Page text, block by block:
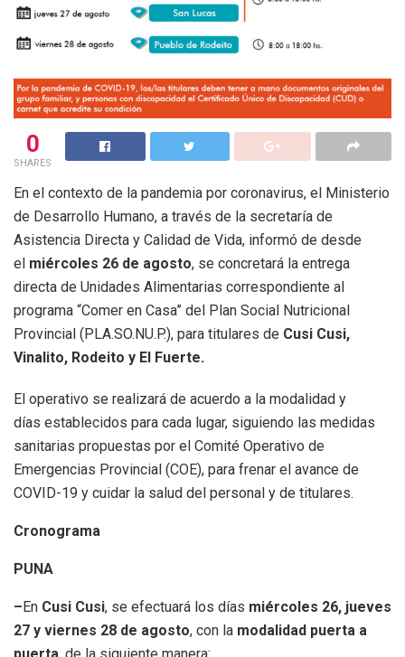
0
SHARES
En el contexto de la pandemia por coronavirus, el Ministerio
de Desarrollo Humano, a través de la secretaría de
Asistencia Directa y Calidad de Vida, informó de desde
el miércoles 26 de agosto, se concretará la entrega
directa de Unidades Alimentarias correspondiente al
programa “Comer en Casa” del Plan Social Nutricional
Provincial (PLA.SO.NU.P.), para titulares de Cusi Cusi,
Vinalito, Rodeito y El Fuerte.
El operativo se realizará de acuerdo a la modalidad y
días establecidos para cada lugar, siguiendo las medidas
sanitarias propuestas por el Comité Operativo de
Emergencias Provincial (COE), para frenar el avance de
COVID-19 y cuidar la salud del personal y de titulares.
Cronograma
PUNA
–En Cusi Cusi, se efectuará los días miércoles 26, jueves
27 y viernes 28 de agosto, con la modalidad puerta a